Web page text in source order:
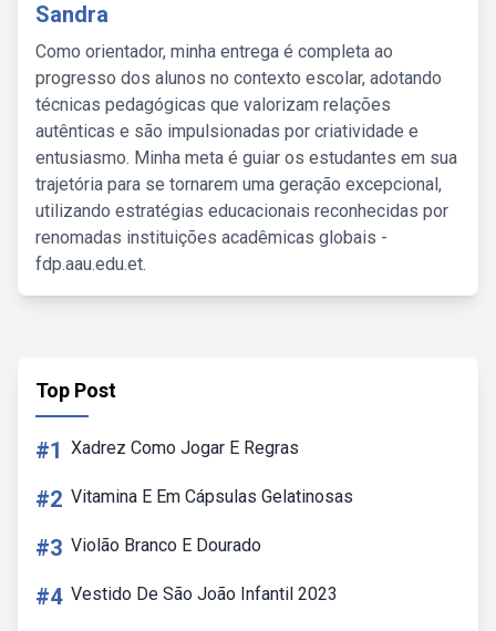
Sandra
Como orientador, minha entrega é completa ao
progresso dos alunos no contexto escolar, adotando
técnicas pedagógicas que valorizam relações
autênticas e são impulsionadas por criatividade e
entusiasmo. Minha meta é guiar os estudantes em sua
trajetória para se tornarem uma geração excepcional,
utilizando estratégias educacionais reconhecidas por
renomadas instituições acadêmicas globais -
fdp.aau.edu.et.
Top Post
#1 Xadrez Como Jogar E Regras
#2 Vitamina E Em Cápsulas Gelatinosas
#3 Violão Branco E Dourado
#4 Vestido De São João Infantil 2023